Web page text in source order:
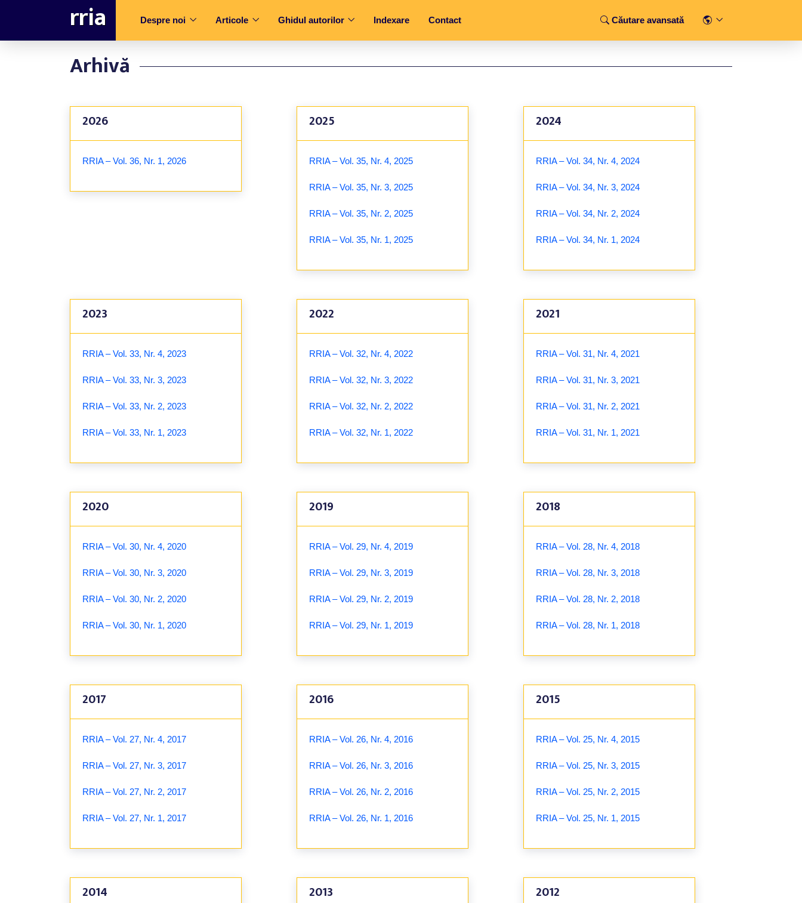
rria Despre noi Articole Ghidul autorilor Indexare Contact Căutare avansată
Arhivă
2026
RRIA – Vol. 36, Nr. 1, 2026
2025
RRIA – Vol. 35, Nr. 4, 2025
RRIA – Vol. 35, Nr. 3, 2025
RRIA – Vol. 35, Nr. 2, 2025
RRIA – Vol. 35, Nr. 1, 2025
2024
RRIA – Vol. 34, Nr. 4, 2024
RRIA – Vol. 34, Nr. 3, 2024
RRIA – Vol. 34, Nr. 2, 2024
RRIA – Vol. 34, Nr. 1, 2024
2023
RRIA – Vol. 33, Nr. 4, 2023
RRIA – Vol. 33, Nr. 3, 2023
RRIA – Vol. 33, Nr. 2, 2023
RRIA – Vol. 33, Nr. 1, 2023
2022
RRIA – Vol. 32, Nr. 4, 2022
RRIA – Vol. 32, Nr. 3, 2022
RRIA – Vol. 32, Nr. 2, 2022
RRIA – Vol. 32, Nr. 1, 2022
2021
RRIA – Vol. 31, Nr. 4, 2021
RRIA – Vol. 31, Nr. 3, 2021
RRIA – Vol. 31, Nr. 2, 2021
RRIA – Vol. 31, Nr. 1, 2021
2020
RRIA – Vol. 30, Nr. 4, 2020
RRIA – Vol. 30, Nr. 3, 2020
RRIA – Vol. 30, Nr. 2, 2020
RRIA – Vol. 30, Nr. 1, 2020
2019
RRIA – Vol. 29, Nr. 4, 2019
RRIA – Vol. 29, Nr. 3, 2019
RRIA – Vol. 29, Nr. 2, 2019
RRIA – Vol. 29, Nr. 1, 2019
2018
RRIA – Vol. 28, Nr. 4, 2018
RRIA – Vol. 28, Nr. 3, 2018
RRIA – Vol. 28, Nr. 2, 2018
RRIA – Vol. 28, Nr. 1, 2018
2017
RRIA – Vol. 27, Nr. 4, 2017
RRIA – Vol. 27, Nr. 3, 2017
RRIA – Vol. 27, Nr. 2, 2017
RRIA – Vol. 27, Nr. 1, 2017
2016
RRIA – Vol. 26, Nr. 4, 2016
RRIA – Vol. 26, Nr. 3, 2016
RRIA – Vol. 26, Nr. 2, 2016
RRIA – Vol. 26, Nr. 1, 2016
2015
RRIA – Vol. 25, Nr. 4, 2015
RRIA – Vol. 25, Nr. 3, 2015
RRIA – Vol. 25, Nr. 2, 2015
RRIA – Vol. 25, Nr. 1, 2015
2014 2013 2012